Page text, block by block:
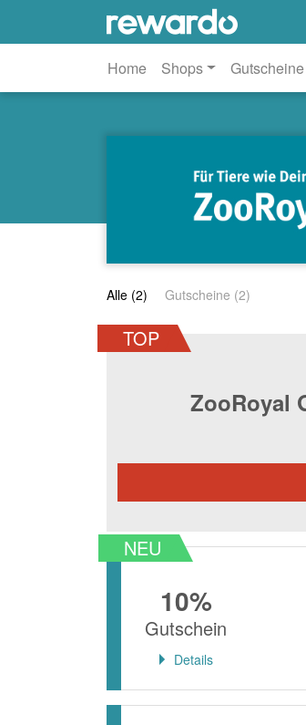
Home Shops Gutscheine
Alle (2) Gutscheine (2)
TOP
ZooRoyal
NEU
10%
Gutschein
Details